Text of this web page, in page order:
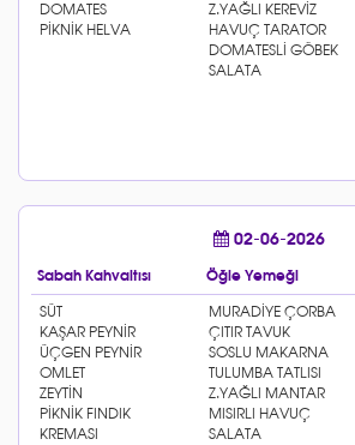
02-06-2026
Sabah Kahvaltısı Öğle Yemeği